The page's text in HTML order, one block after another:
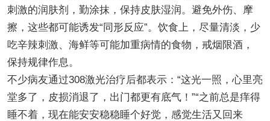
刺激的润肤剂，勤涂抹，保持皮肤湿润。避免外伤、摩
擦，这些都可能诱发“同形反应”。饮食上，尽量清淡，少
吃辛辣刺激、海鲜等可能加重病情的食物，戒烟限酒，
保持规律作息。
不少病友通过308激光治疗后都表示：“这光一照，心里亮
堂多了，皮损消退了，出门都更有底气！”“之前总是痒得
睡不着，现在能安安稳稳睡个好觉，感觉生活又回来